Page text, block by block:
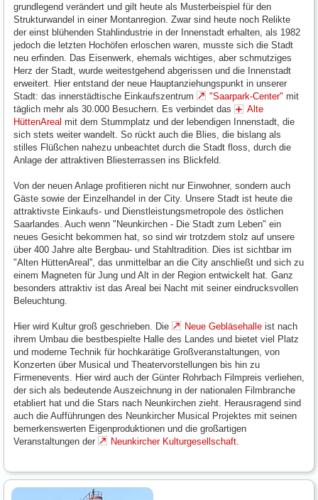
grundlegend verändert und gilt heute als Musterbeispiel für den
Strukturwandel in einer Montanregion. Zwar sind heute noch Relikte
der einst blühenden Stahlindustrie in der Innenstadt erhalten, als 1982
jedoch die letzten Hochöfen erloschen waren, musste sich die Stadt
neu erfinden. Das Eisenwerk, ehemals wichtiges, aber schmutziges
Herz der Stadt, wurde weitestgehend abgerissen und die Innenstadt
erweitert. Hier entstand der neue Hauptanziehungspunkt in unserer
Stadt: das innerstädtische Einkaufszentrum
"Saarpark-Center" mit
täglich mehr als 30.000 Besuchern. Es verbindet das
Alte
HüttenAreal mit dem Stummplatz und der lebendigen Innenstadt, die
sich stets weiter wandelt. So rückt auch die Blies, die bislang als
stilles Flüßchen nahezu unbeachtet durch die Stadt floss, durch die
Anlage der attraktiven Bliesterrassen ins Blickfeld.
Von der neuen Anlage profitieren nicht nur Einwohner, sondern auch
Gäste sowie der Einzelhandel in der City. Unsere Stadt ist heute die
attraktivste Einkaufs- und Dienstleistungsmetropole des östlichen
Saarlandes. Auch wenn "Neunkirchen - Die Stadt zum Leben" ein
neues Gesicht bekommen hat, so sind wir trotzdem stolz auf unsere
über 400 Jahre alte Bergbau- und Stahltradition. Dies ist sichtbar im
"Alten HüttenAreal'', das unmittelbar an die City anschließt und sich zu
einem Magneten für Jung und Alt in der Region entwickelt hat. Ganz
besonders attraktiv ist das Areal bei Nacht mit seiner eindrucksvollen
Beleuchtung.
Hier wird Kultur groß geschrieben. Die Neue Gebläsehalle ist nach
ihrem Umbau die bestbespielte Halle des Landes und bietet viel Platz
und moderne Technik für hochkarätige Großveranstaltungen, von
Konzerten über Musical und Theatervorstellungen bis hin zu
Firmenevents. Hier wird auch der Günter Rohrbach Filmpreis verliehen,
der sich als bedeutende Auszeichnung in der nationalen Filmbranche
etabliert hat und die Stars nach Neunkirchen zieht. Herausragend sind
auch die Aufführungen des Neunkircher Musical Projektes mit seinen
bemerkenswerten Eigenproduktionen und die großartigen
Veranstaltungen der
Neunkircher Kulturgesellschaft